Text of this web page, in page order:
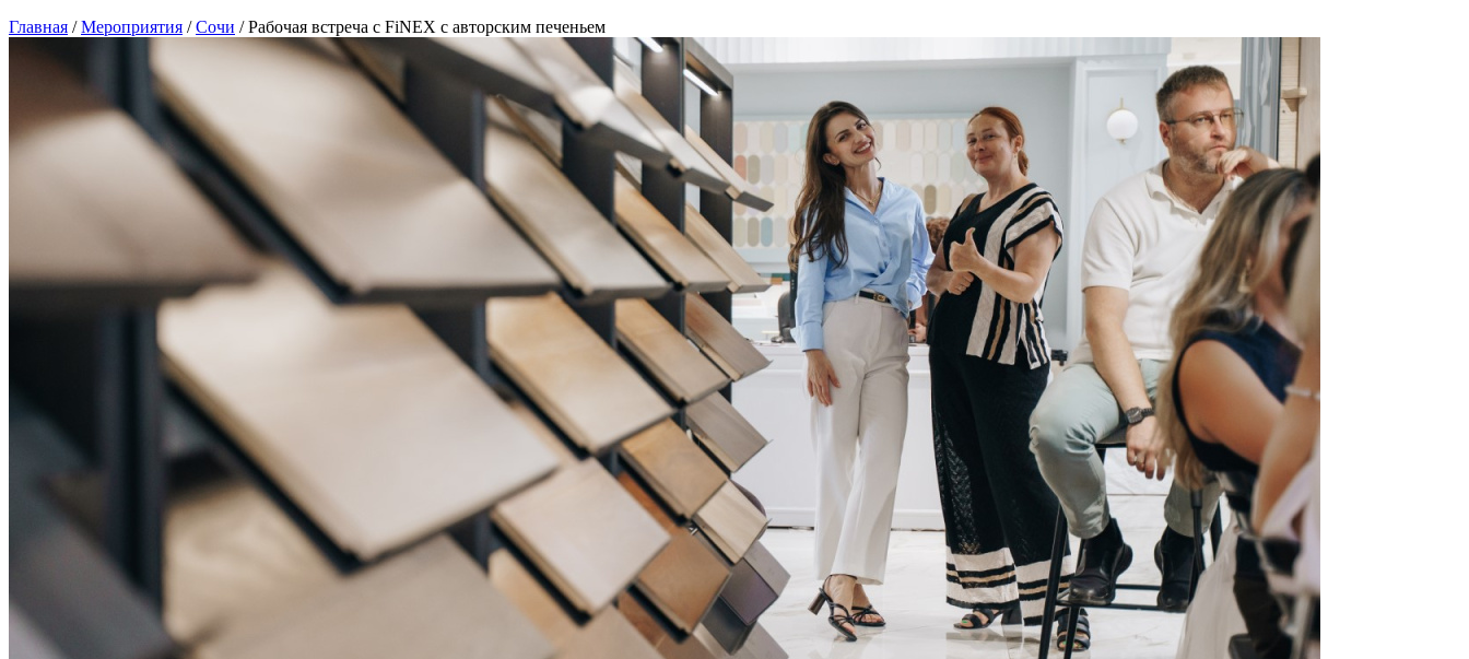
Главная /Мероприятия /Сочи /Рабочая встреча с FiNEX с авторским печеньем